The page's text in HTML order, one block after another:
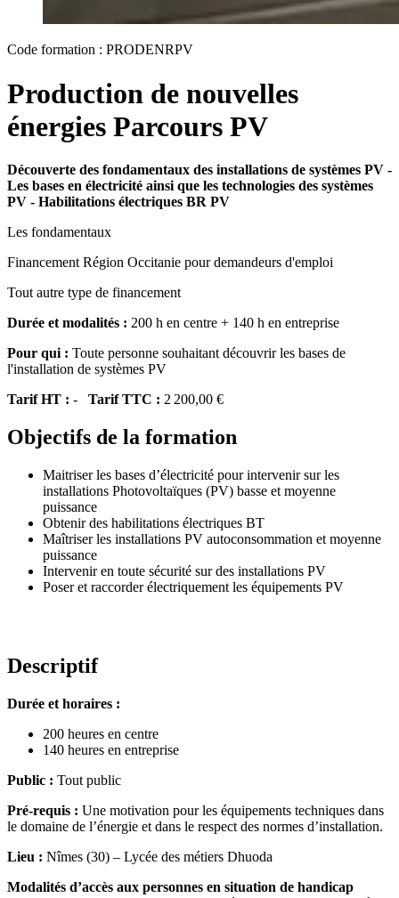
Code formation : PRODENRPV
Production de nouvelles
énergies Parcours PV
Découverte des fondamentaux des installations de systèmes PV -
Les bases en électricité ainsi que les technologies des systèmes
PV - Habilitations électriques BR PV
Les fondamentaux
Financement Région Occitanie pour demandeurs d'emploi
Tout autre type de financement
Durée et modalités : 200 h en centre + 140 h en entreprise
Pour qui : Toute personne souhaitant découvrir les bases de
l'installation de systèmes PV
Tarif HT : - Tarif TTC : 2 200,00 €
Objectifs de la formation
Maitriser les bases d’électricité pour intervenir sur les
installations Photovoltaïques (PV) basse et moyenne
puissance
Obtenir des habilitations électriques BT
Maîtriser les installations PV autoconsommation et moyenne
puissance
Intervenir en toute sécurité sur des installations PV
Poser et raccorder électriquement les équipements PV
Descriptif
Durée et horaires :
200 heures en centre
140 heures en entreprise
Public : Tout public
Pré-requis : Une motivation pour les équipements techniques dans
le domaine de l’énergie et dans le respect des normes d’installation.
Lieu : Nîmes (30) – Lycée des métiers Dhuoda
Modalités d’accès aux personnes en situation de handicap